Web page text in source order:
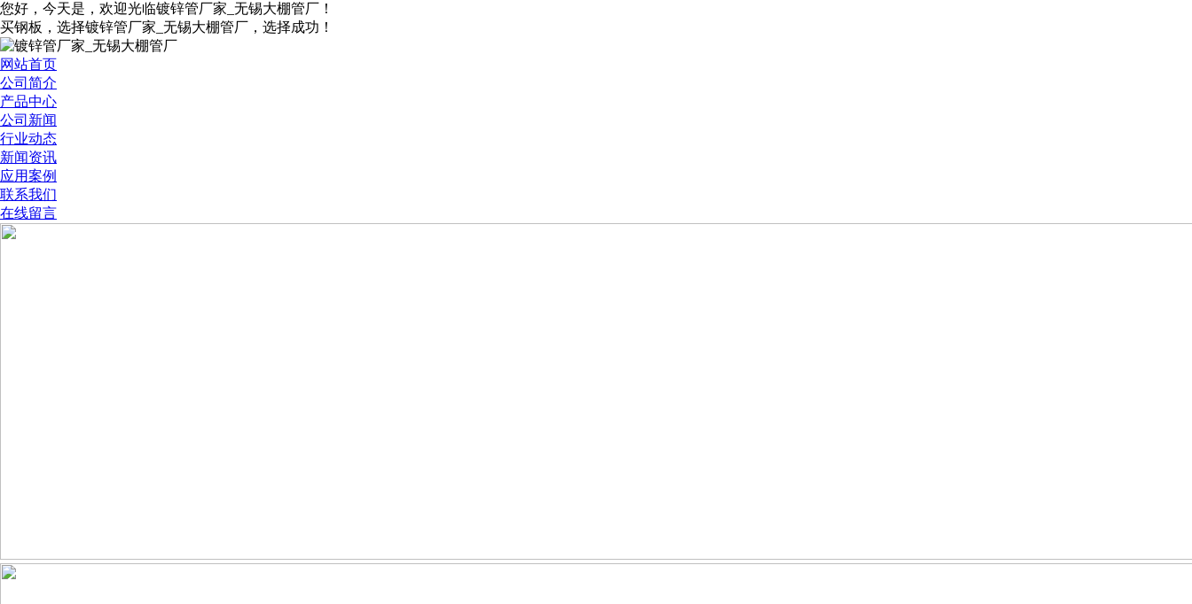
您好，今天是 ，欢迎光临镀锌管厂家_无锡大棚管厂！
买钢板，选择镀锌管厂家_无锡大棚管厂，选择成功！
网站首页
公司简介
产品中心
公司新闻
行业动态
新闻资讯
应用案例
联系我们
在线留言